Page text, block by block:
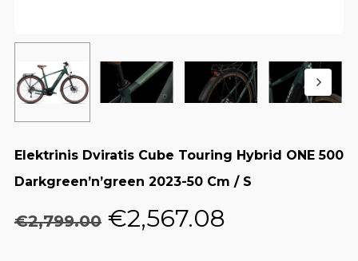
Elektrinis Dviratis Cube Touring Hybrid ONE 500
Darkgreen’n’green 2023-50 Cm / S
€2,799.00 Original
€2,567.08Current